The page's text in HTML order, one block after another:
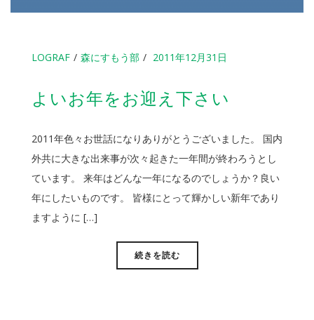
LOGRAF 森にすもう部 2011年12月31日
よいお年をお迎え下さい
2011年色々お世話になりありがとうございました。 国内
外共に大きな出来事が次々起きた一年間が終わろうとし
ています。 来年はどんな一年になるのでしょうか？良い
年にしたいものです。 皆様にとって輝かしい新年であり
ますように […]
続きを読む